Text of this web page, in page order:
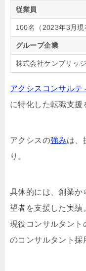
従業員
100名（2023年3月
グループ企業
株式会社ケンブリッ
アクシスコンサルテ
に特化した転職支援
アクシスの強みは、
り。
具体的には、創業
望者を支援した実績
現役コンサルタント
のコンサルタント採